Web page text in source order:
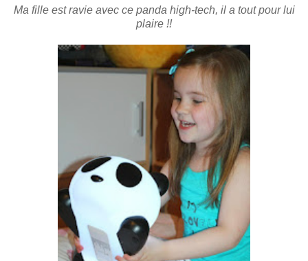
Ma fille est ravie avec ce panda high-tech, il a tout pour lui
plaire !!